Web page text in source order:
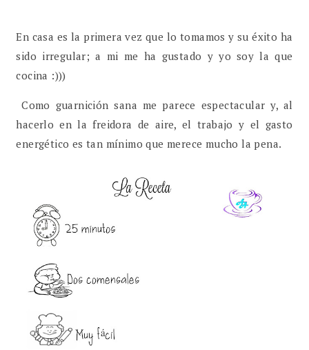
En casa es la primera vez que lo tomamos y su éxito ha
sido irregular; a mi me ha gustado y yo soy la que
cocina :)))
Como guarnición sana me parece espectacular y, al
hacerlo en la freidora de aire, el trabajo y el gasto
energético es tan mínimo que merece mucho la pena.